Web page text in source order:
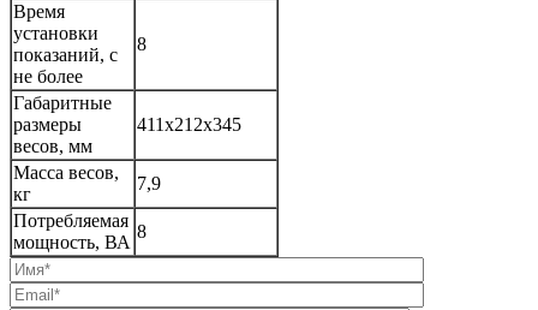
Время
установки
показаний, с
не более
8
Габаритные
размеры
весов, мм
411х212х345
Масса весов,
кг
7,9
Потребляемая
мощность, ВА
8